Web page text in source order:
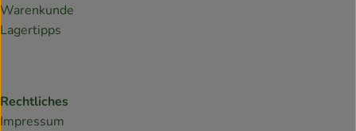
Warenkunde
Lagertipps
Rechtliches
Impressum